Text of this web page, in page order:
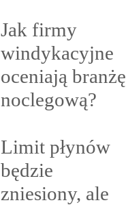
Jak firmy
windykacyjne
oceniają branżę
noclegową?
Limit płynów
będzie
zniesiony, ale